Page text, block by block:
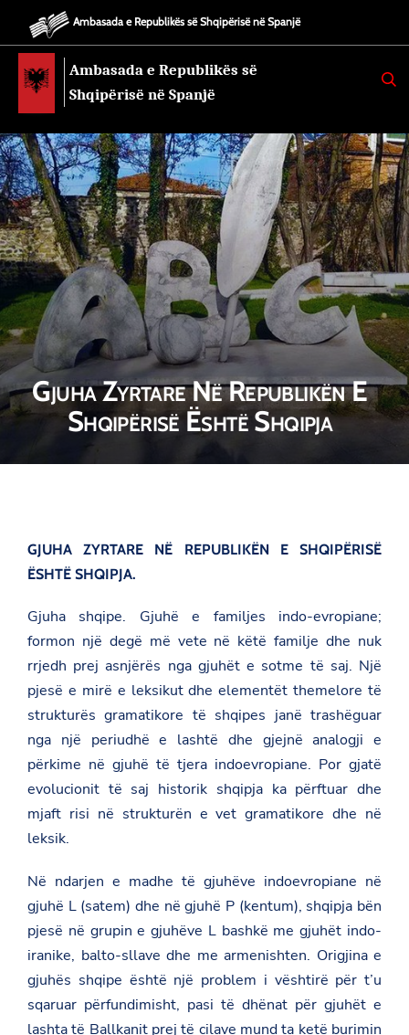
Ambasada e Republikës së Shqipërisë në Spanjë
Ambasada e Republikës së
Shqipërisë në Spanjë
K
E
Gjuha Zyrtare Në Republikën E
Shqipërisë Është Shqipja
GJUHA ZYRTARE NË REPUBLIKËN E SHQIPËRISË
ËSHTË SHQIPJA.
Gjuha shqipe. Gjuhë e familjes indo-evropiane;
formon një degë më vete në këtë familje dhe nuk
rrjedh prej asnjërës nga gjuhët e sotme të saj. Një
pjesë e mirë e leksikut dhe elementët themelore të
strukturës gramatikore të shqipes janë trashëguar
nga një periudhë e lashtë dhe gjejnë analogji e
përkime në gjuhë të tjera indoevropiane. Por gjatë
evolucionit të saj historik shqipja ka përftuar dhe
mjaft risi në strukturën e vet gramatikore dhe në
leksik.
Në ndarjen e madhe të gjuhëve indoevropiane në
gjuhë L (satem) dhe në gjuhë P (kentum), shqipja bën
pjesë në grupin e gjuhëve L bashkë me gjuhët indo-
iranike, balto-sllave dhe me armenishten. Origjina e
gjuhës shqipe është një problem i vështirë për t’u
sqaruar përfundimisht, pasi të dhënat për gjuhët e
lashta të Ballkanit prej të cilave mund ta ketë burimin